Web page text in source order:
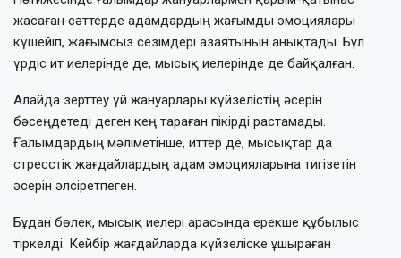
жасаған сәттерде адамдардың жағымды эмоциялары
күшейіп, жағымсыз сезімдері азаятынын анықтады. Бұл
үрдіс ит иелерінде де, мысық иелерінде де байқалған.
Алайда зерттеу үй жануарлары күйзелістің әсерін
бәсеңдетеді деген кең тараған пікірді растамады.
Ғалымдардың мәліметінше, иттер де, мысықтар да
стресстік жағдайлардың адам эмоцияларына тигізетін
әсерін әлсіретпеген.
Бұдан бөлек, мысық иелері арасында ерекше құбылыс
тіркелді. Кейбір жағдайларда күйзеліске ұшыраған